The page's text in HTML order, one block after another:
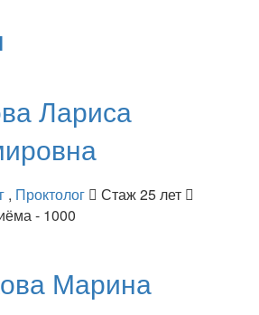
Лариса
, Проктолог
Стаж 25 лет
- 1000
Марина